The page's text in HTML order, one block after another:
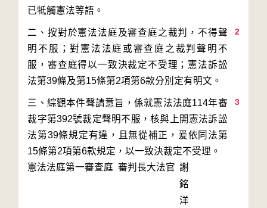
2
二、按對於憲法法庭及審查庭之裁判，不得聲
明不服；對憲法法庭或審查庭之裁判聲明不
服，審查庭得以一致決裁定不受理；憲法訴訟
3
三、綜觀本件聲請意旨，係就憲法法庭114年審
裁字第392號裁定聲明不服，核與上開憲法訴訟
法第39條規定有違，且無從補正，爰依同法第
15條第2項第6款規定，以一致決裁定不受理。
憲法法庭第一審查庭 審判長大法官 謝
銘
洋